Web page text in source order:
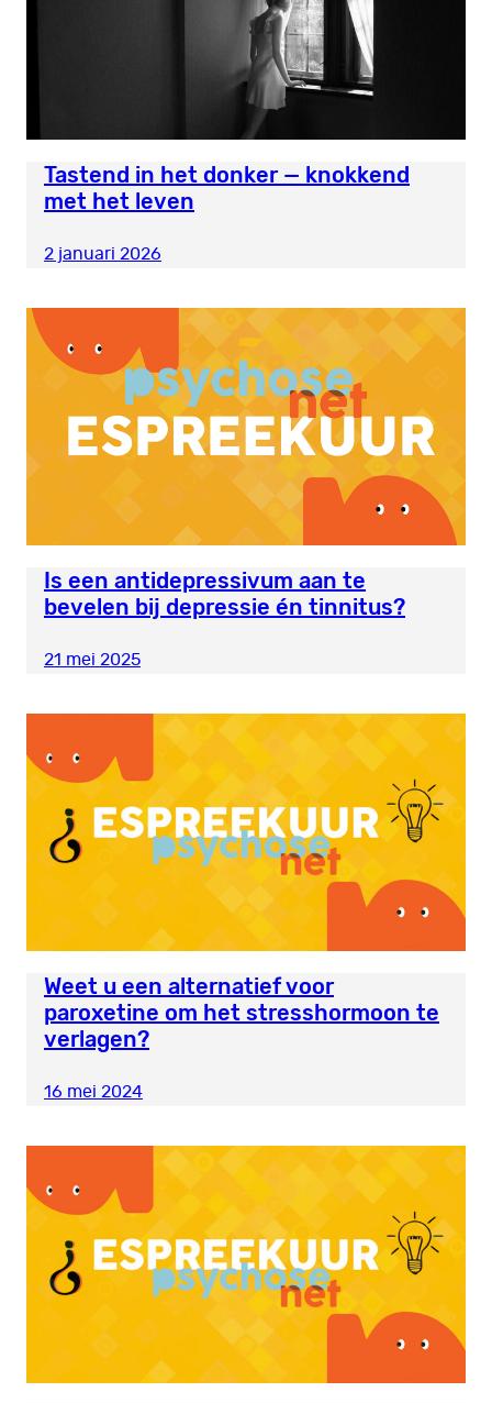
Tastend in het donker — knokkend
met het leven
2 januari 2026
Is een antidepressivum aan te
bevelen bij depressie én tinnitus?
21 mei 2025
Weet u een alternatief voor
paroxetine om het stresshormoon te
verlagen?
16 mei 2024